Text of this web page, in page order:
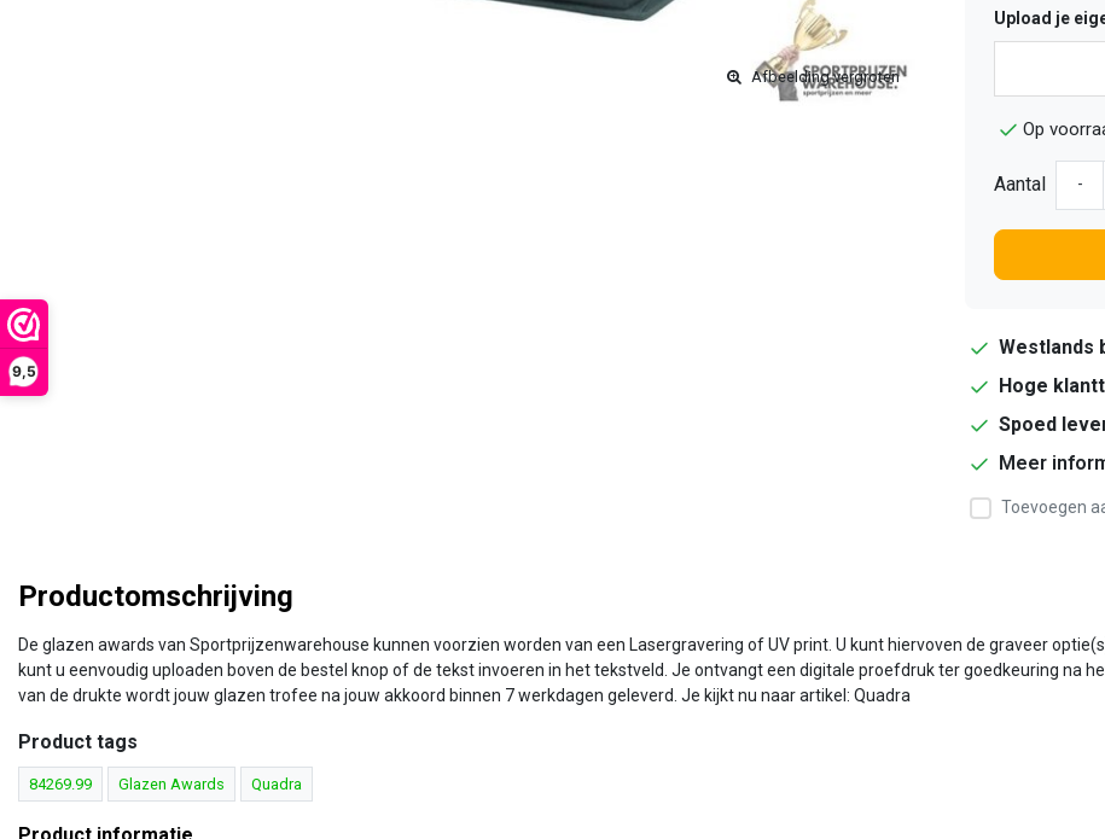
9,5
Afbeelding vergroten
Upload je
Op
Aantal -
Westlands
Hoge
Spoed
Meer
Toevoegen
Productomschrijving
De glazen awards van Sportprijzenwarehouse kunnen voorzien worden van een Lasergravering of UV print. U kunt hiervoven de graveer
kunt u eenvoudig uploaden boven de bestel knop of de tekst invoeren in het tekstveld. Je ontvangt een digitale proefdruk ter goedkeuring na
van de drukte wordt jouw glazen trofee na jouw akkoord binnen 7 werkdagen geleverd. Je kijkt nu naar artikel: Quadra
Product tags
84269.99 Glazen Awards Quadra